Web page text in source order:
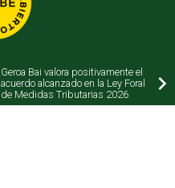
Geroa Bai valora positivamente el
acuerdo alcanzado en la Ley Foral
de Medidas Tributarias 2026